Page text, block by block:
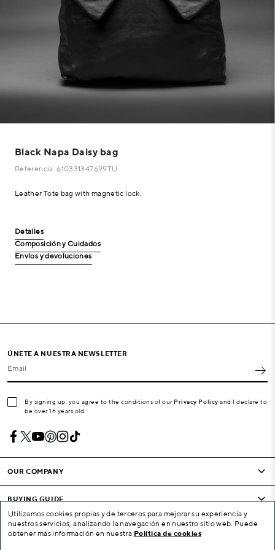
Black Napa Daisy bag
Referencia: 610331347699TU
Leather Tote bag with magnetic lock.
Detalles
Composición y Cuidados
Envíos y devoluciones
ÚNETE A NUESTRA NEWSLETTER
Email
By signing up, you agree to the conditions of our Privacy Policy and I declare to
be over 16 years old.
OUR COMPANY
BUYING GUIDE
CONDITIONS AND COMPANY
Utilizamos cookies propias y de terceros para mejorar su experiencia y
nuestros servicios, analizando la navegación en nuestro sitio web. Puede
obtener más información en nuestra Política de cookies